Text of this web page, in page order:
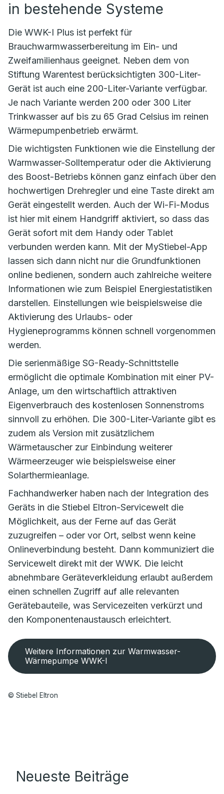
in bestehende Systeme
Die WWK-I Plus ist perfekt für
Brauchwarmwasserbereitung im Ein- und
Zweifamilienhaus geeignet. Neben dem von
Stiftung Warentest berücksichtigten 300-Liter-
Gerät ist auch eine 200-Liter-Variante verfügbar.
Je nach Variante werden 200 oder 300 Liter
Trinkwasser auf bis zu 65 Grad Celsius im reinen
Wärmepumpenbetrieb erwärmt.
Die wichtigsten Funktionen wie die Einstellung der
Warmwasser-Solltemperatur oder die Aktivierung
des Boost-Betriebs können ganz einfach über den
hochwertigen Drehregler und eine Taste direkt am
Gerät eingestellt werden. Auch der Wi-Fi-Modus
ist hier mit einem Handgriff aktiviert, so dass das
Gerät sofort mit dem Handy oder Tablet
verbunden werden kann. Mit der MyStiebel-App
lassen sich dann nicht nur die Grundfunktionen
online bedienen, sondern auch zahlreiche weitere
Informationen wie zum Beispiel Energiestatistiken
darstellen. Einstellungen wie beispielsweise die
Aktivierung des Urlaubs- oder
Hygieneprogramms können schnell vorgenommen
werden.
Die serienmäßige SG-Ready-Schnittstelle
ermöglicht die optimale Kombination mit einer PV-
Anlage, um den wirtschaftlich attraktiven
Eigenverbrauch des kostenlosen Sonnenstroms
sinnvoll zu erhöhen. Die 300-Liter-Variante gibt es
zudem als Version mit zusätzlichem
Wärmetauscher zur Einbindung weiterer
Wärmeerzeuger wie beispielsweise einer
Solarthermieanlage.
Fachhandwerker haben nach der Integration des
Geräts in die Stiebel Eltron-Servicewelt die
Möglichkeit, aus der Ferne auf das Gerät
zuzugreifen – oder vor Ort, selbst wenn keine
Onlineverbindung besteht. Dann kommuniziert die
Servicewelt direkt mit der WWK. Die leicht
abnehmbare Geräteverkleidung erlaubt außerdem
einen schnellen Zugriff auf alle relevanten
Gerätebauteile, was Servicezeiten verkürzt und
den Komponentenaustausch erleichtert.
Weitere Informationen zur Warmwasser-
Wärmepumpe WWK-I
© Stiebel Eltron
Neueste Beiträge